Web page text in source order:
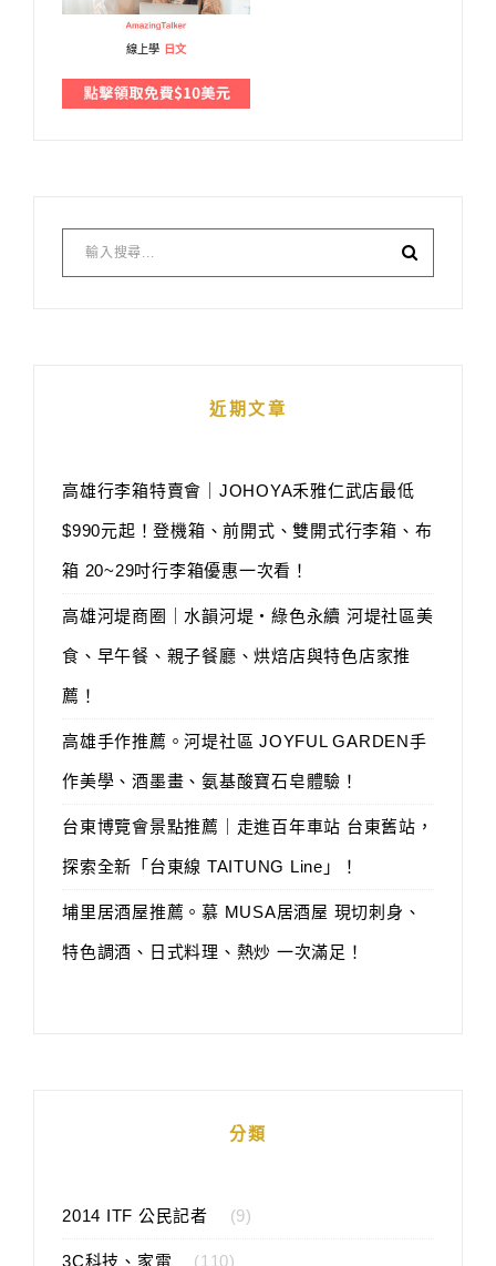
線上學 日文
近期文章
高雄行李箱特賣會｜JOHOYA禾雅仁武店最低
$990元起！登機箱、前開式、雙開式行李箱、布
箱 20~29吋行李箱優惠一次看！
高雄河堤商圈｜水韻河堤‧綠色永續 河堤社區美
食、早午餐、親子餐廳、烘焙店與特色店家推
薦！
高雄手作推薦。河堤社區 JOYFUL GARDEN手
作美學、酒墨畫、氨基酸寶石皂體驗！
台東博覽會景點推薦｜走進百年車站 台東舊站，
探索全新「台東線 TAITUNG Line」！
埔里居酒屋推薦。慕 MUSA居酒屋 現切刺身、
特色調酒、日式料理、熱炒 一次滿足！
分類
2014 ITF 公民記者 (9)
3C科技、家電 (110)